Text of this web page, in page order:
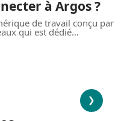
à Argos ?
de travail conçu par
qui est dédié…